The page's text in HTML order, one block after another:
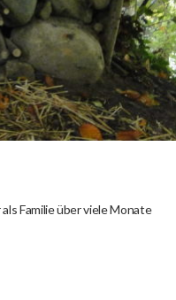
Familie über viele Monate